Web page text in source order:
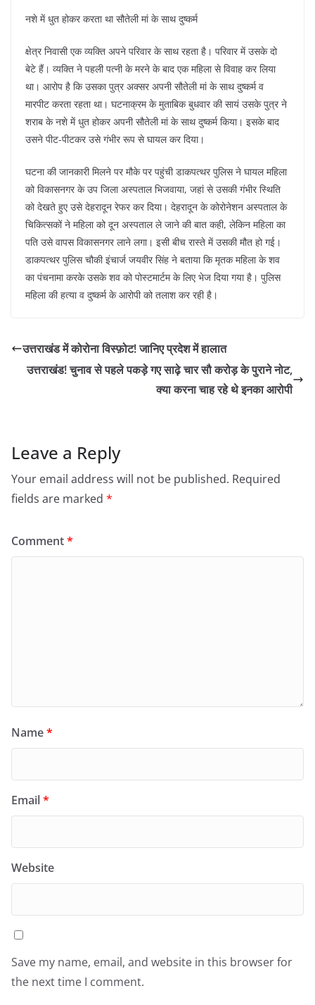
नशे में धुत होकर करता था सौतेली मां के साथ दुष्कर्म
क्षेत्र निवासी एक व्यक्ति अपने परिवार के साथ रहता है। परिवार में उसके दो
बेटे हैं। व्यक्ति ने पहली पत्नी के मरने के बाद एक महिला से विवाह कर लिया
था। आरोप है कि उसका पुत्र अक्सर अपनी सौतेली मां के साथ दुष्कर्म व
मारपीट करता रहता था। घटनाक्रम के मुताबिक बुधवार की सायं उसके पुत्र ने
शराब के नशे में धुत होकर अपनी सौतेली मां के साथ दुष्कर्म किया। इसके बाद
उसने पीट-पीटकर उसे गंभीर रूप से घायल कर दिया।
घटना की जानकारी मिलने पर मौके पर पहुंची डाकपत्थर पुलिस ने घायल महिला
को विकासनगर के उप जिला अस्पताल भिजवाया, जहां से उसकी गंभीर स्थिति
को देखते हुए उसे देहरादून रेफर कर दिया। देहरादून के कोरोनेशन अस्पताल के
चिकित्सकों ने महिला को दून अस्पताल ले जाने की बात कही, लेकिन महिला का
पति उसे वापस विकासनगर लाने लगा। इसी बीच रास्ते में उसकी मौत हो गई।
डाकपत्थर पुलिस चौकी इंचार्ज जयवीर सिंह ने बताया कि मृतक महिला के शव
का पंचनामा करके उसके शव को पोस्टमार्टम के लिए भेज दिया गया है। पुलिस
महिला की हत्या व दुष्कर्म के आरोपी को तलाश कर रही है।
उत्तराखंड में कोरोना विस्फ़ोट! जानिए प्रदेश में हालात
उत्तराखंड! चुनाव से पहले पकड़े गए साढ़े चार सौ करोड़ के पुराने नोट,
क्या करना चाह रहे थे इनका आरोपी
Leave a Reply
Your email address will not be published. Required
fields are marked *
Comment*
Name*
Email*
Website
Save my name, email, and website in this browser for
the next time I comment.